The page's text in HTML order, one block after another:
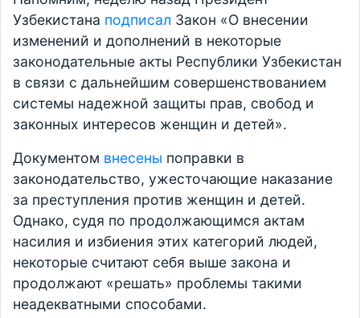
Узбекистана подписал Закон «О внесении
изменений и дополнений в некоторые
законодательные акты Республики Узбекистан
в связи с дальнейшим совершенствованием
системы надежной защиты прав, свобод и
законных интересов женщин и детей».
Документом внесены поправки в
законодательство, ужесточающие наказание
за преступления против женщин и детей.
Однако, судя по продолжающимся актам
насилия и избиения этих категорий людей,
некоторые считают себя выше закона и
продолжают «решать» проблемы такими
неадекватными способами.